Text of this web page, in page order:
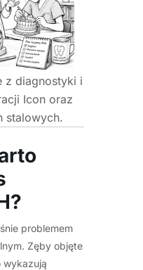
z diagnostyki i
Icon oraz
stalowych.
problemem
Zęby objęte
wykazują